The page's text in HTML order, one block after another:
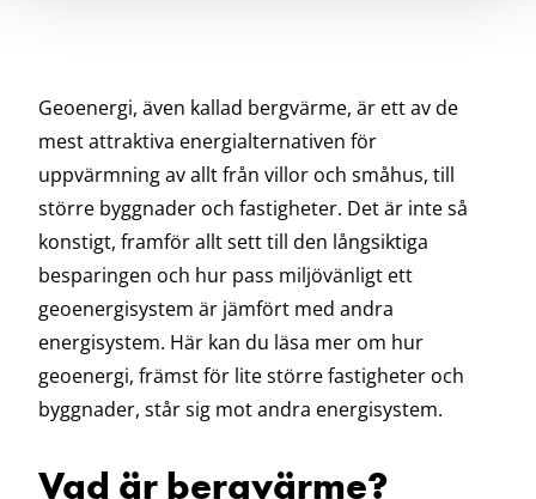
Geoenergi, även kallad bergvärme, är ett av de
mest attraktiva energialternativen för
uppvärmning av allt från villor och småhus, till
större byggnader och fastigheter. Det är inte så
konstigt, framför allt sett till den långsiktiga
besparingen och hur pass miljövänligt ett
geoenergisystem är jämfört med andra
energisystem. Här kan du läsa mer om hur
geoenergi, främst för lite större fastigheter och
byggnader, står sig mot andra energisystem.
Vad är bergvärme?